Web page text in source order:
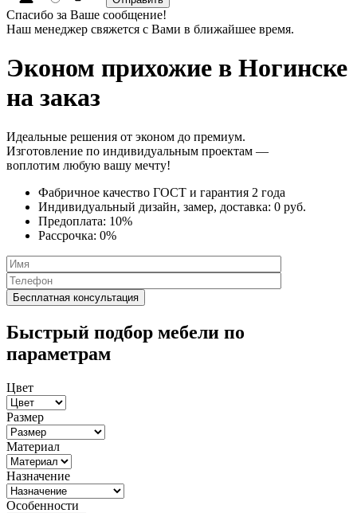
Спасибо за Ваше сообщение!
Наш менеджер свяжется с Вами в ближайшее время.
Эконом прихожие в Ногинске
на заказ
Идеальные решения от эконом до премиум.
Изготовление по индивидуальным проектам —
воплотим любую вашу мечту!
Фабричное качество ГОСТ и гарантия 2 года
Индивидуальный дизайн, замер, доставка: 0 руб.
Предоплата: 10%
Рассрочка: 0%
Быстрый подбор мебели по
параметрам
Цвет
Размер
Материал
Назначение
Особенности